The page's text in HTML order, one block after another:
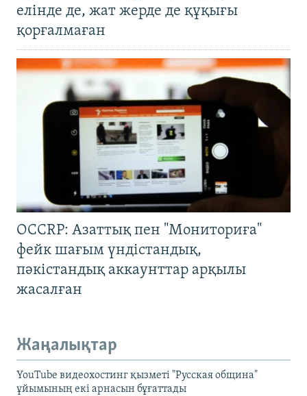
елінде де, жат жерде де құқығы
қорғалмаған
OCCRP: Азаттық пен "Мониториға"
фейк шағым үндістандық,
пәкістандық аккаунттар арқылы
жасалған
Жаңалықтар
YouTube видеохостинг қызметі "Русская община"
ұйымының екі арнасын бұғаттады